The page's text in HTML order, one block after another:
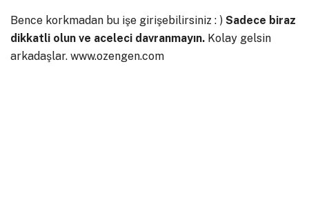
Bence korkmadan bu işe girişebilirsiniz : ) Sadece biraz
dikkatli olun ve aceleci davranmayın. Kolay gelsin
arkadaşlar. www.ozengen.com